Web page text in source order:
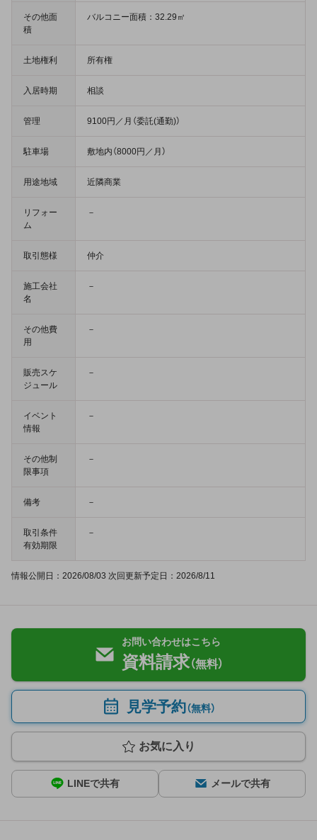
その他面
積
バルコニー面積：32.29㎡
土地権利 所有権
入居時期 相談
管理 9100円／月（委託(通勤)）
駐車場 敷地内（8000円／月）
用途地域 近隣商業
リフォー
ム
－
取引態様 仲介
施工会社
名
－
その他費
用
－
販売スケ
ジュール
－
イベント
情報
－
その他制
限事項
－
備考 －
取引条件
有効期限
－
情報公開日：2026/08/03 次回更新予定日：2026/8/11
お問い合わせはこちら
資料請求（無料）
見学予約（無料）
お気に入り
LINEで共有 メールで共有